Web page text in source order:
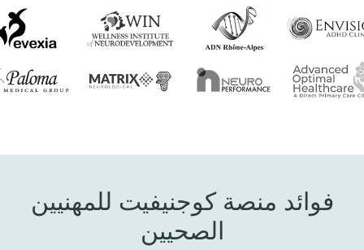
فوائد منصة كوجنيفيت للمهنيين
الصحيين